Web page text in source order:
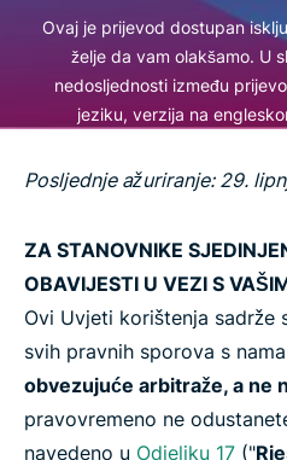
Ovaj je prijevod dostupan
želje da vam olakšamo. U
nedosljednosti između
jeziku, verzija na
Posljednje ažuriranje: 29.
ZA STANOVNIKE
OBAVIJESTI U VEZI S
Ovi Uvjeti korištenja sadrže
svih pravnih sporova s
obvezujuće arbitraže, a ne
pravovremeno ne
navedeno u Odjeljku 17 ("